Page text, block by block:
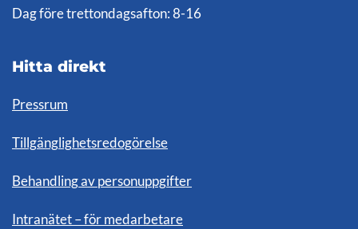
Dag före trettondagsafton: 8-16
Hitta direkt
Pressrum
Tillgänglighetsredogörelse
Behandling av personuppgifter
Intranätet – för medarbetare